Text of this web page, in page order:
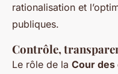
rationalisation et
publiques.
Contrôle,
Le rôle de la Cour